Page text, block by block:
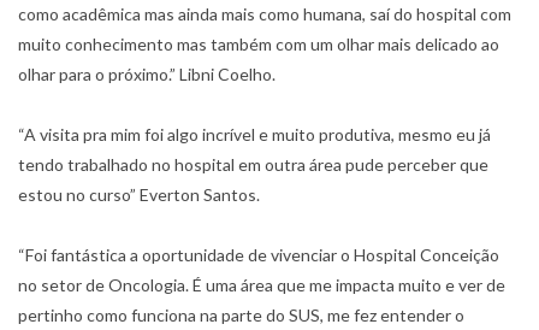
como acadêmica mas ainda mais como humana, saí do hospital com
muito conhecimento mas também com um olhar mais delicado ao
olhar para o próximo.” Libni Coelho.
“A visita pra mim foi algo incrível e muito produtiva, mesmo eu já
tendo trabalhado no hospital em outra área pude perceber que
estou no curso” Everton Santos.
“Foi fantástica a oportunidade de vivenciar o Hospital Conceição
no setor de Oncologia. É uma área que me impacta muito e ver de
pertinho como funciona na parte do SUS, me fez entender o